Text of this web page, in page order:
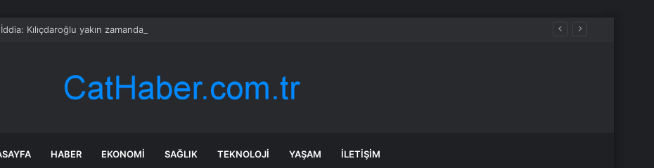
İddia: Kılıçdaroğlu yakın zamanda kurultay düşünmüyor, CHP’yi seçime kendisi götürecek
HABER EKONOMI SAĞLIK TEKNOLOJI YAŞAM İLETIŞIM